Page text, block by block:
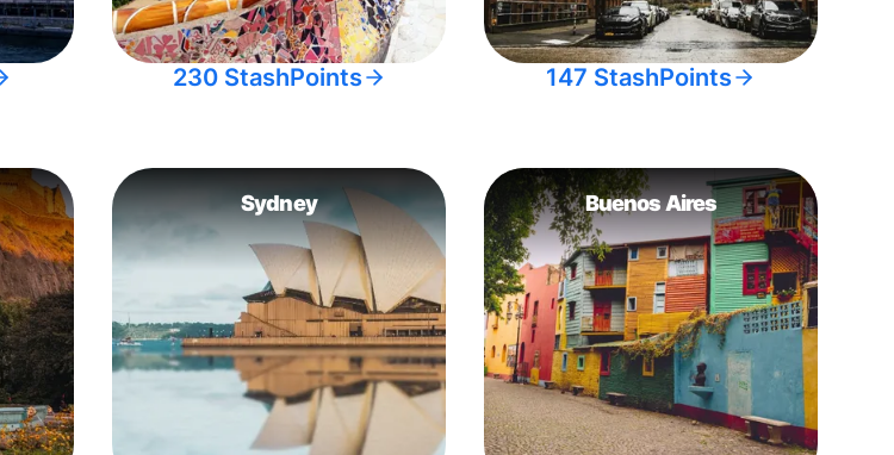
230 StashPoints 147 StashPoints
Sydney Buenos Aires